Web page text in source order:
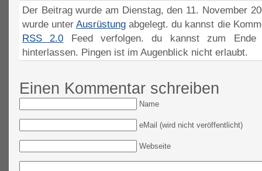
Der Beitrag wurde am Dienstag, den 11. November
wurde unterAusrüstung abgelegt. du kannst die
RSS 2.0 Feed verfolgen. du kannst zum Ende
hinterlassen. Pingen ist im Augenblick nicht erlaubt.
Einen Kommentar schreiben
Name
eMail (wird nicht veröffentlicht)
Webseite